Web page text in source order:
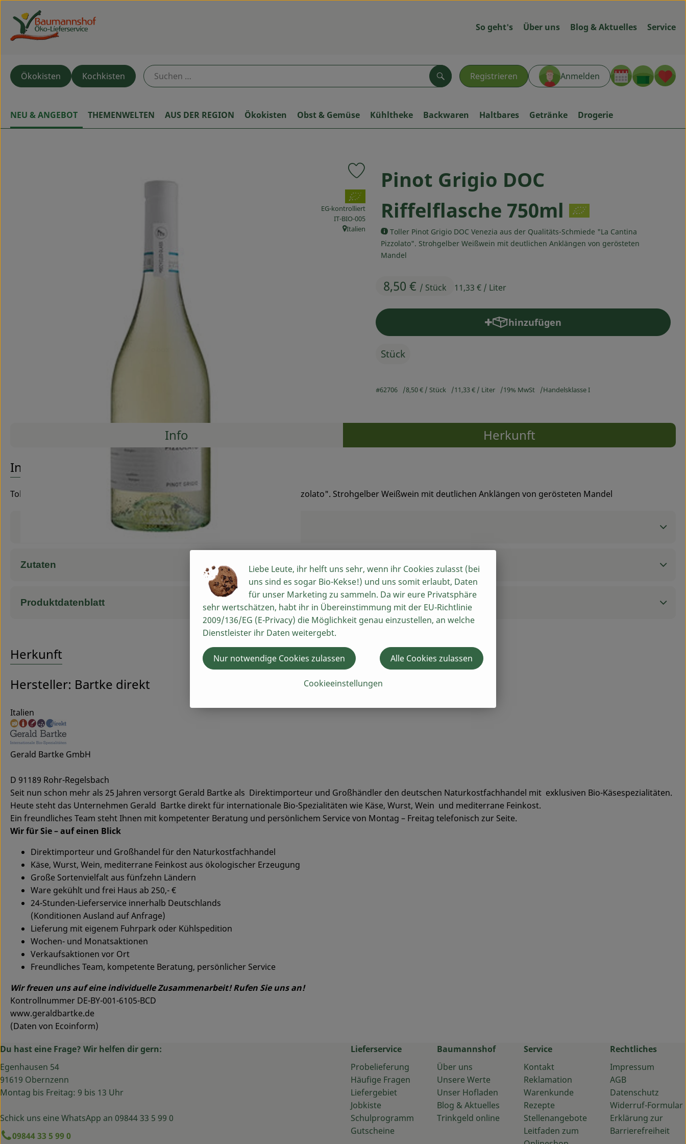
So geht's Über uns Blog & Aktuelles Service
Registrieren Anmelden
Suchen
Ökokisten Kochkisten
NEU & ANGEBOT THEMENWELTEN AUS DER REGION Ökokisten Obst & Gemüse Kühltheke Backwaren Haltbares Getränke Drogerie
Pinot Grigio DOC
Riffelflasche 750ml
Toller Pinot Grigio DOC Venezia aus der Qualitäts-Schmiede "La Cantina
Pizzolato". Strohgelber Weißwein mit deutlichen Anklängen von gerösteten
Mandel
8,50 € / Stück 11,33 € / Liter
Produkt zu Favouriten hinzufügen
, Verband:
EG-kontrolliert
, Kontrollstelle:
IT-BIO-005
, Herkunft:
Italien
hinzufügen
Produkt zum Warenkorb hinzufügen
Stück
#62706 8,50 € / Stück 11,33 € / Liter 19% MwSt Handelsklasse I
Rezepte
Info
Herkunft
Entdecke passende Rezepte Es wurden keine passenden Rezepte gefunden.
Info
Toller Pinot Grigio DOC Venezia aus der Qualitäts-Schmiede "La Cantina Pizzolato". Strohgelber Weißwein mit deutlichen Anklängen von gerösteten Mandel
Produktinformationen
Zutaten
Produktdatenblatt
Herkunft
Hersteller: Bartke direkt
Italien
Gerald Bartke GmbH
D 91189 Rohr-Regelsbach
Seit nun schon mehr als 25 Jahren versorgt Gerald Bartke als Direktimporteur und Großhändler den deutschen Naturkostfachhandel mit exklusiven Bio-Käsespezialitäten.
Heute steht das Unternehmen Gerald Bartke direkt für internationale Bio-Spezialitäten wie Käse, Wurst, Wein und mediterrane Feinkost.
Ein freundliches Team steht Ihnen mit kompetenter Beratung und persönlichem Service von Montag – Freitag telefonisch zur Seite.
Wir für Sie – auf einen Blick
Direktimporteur und Großhandel für den Naturkostfachhandel
Käse, Wurst, Wein, mediterrane Feinkost aus ökologischer Erzeugung
Große Sortenvielfalt aus fünfzehn Ländern
Ware gekühlt und frei Haus ab 250,- €
24-Stunden-Lieferservice innerhalb Deutschlands
(Konditionen Ausland auf Anfrage)
Lieferung mit eigenem Fuhrpark oder Kühlspedition
Wochen- und Monatsaktionen
Verkaufsaktionen vor Ort
Freundliches Team, kompetente Beratung, persönlicher Service
Wir freuen uns auf eine individuelle Zusammenarbeit! Rufen Sie uns an!
Kontrollnummer DE-BY-001-6105-BCD
www.geraldbartke.de
(Daten von Ecoinform)
Du hast eine Frage? Wir helfen dir gern:
Egenhausen 54
91619 Obernzenn
Montag bis Freitag: 9 bis 13 Uhr
Schick uns eine WhatsApp an 09844 33 5 99 0
09844 33 5 99 0
Lieferservice
Probelieferung
Häufige Fragen
Liefergebiet
Jobkiste
Schulprogramm
Gutscheine
Baumannshof
Über uns
Unsere Werte
Unser Hofladen
Blog & Aktuelles
Trinkgeld online
Service
Kontakt
Reklamation
Warenkunde
Rezepte
Stellenangebote
Leitfaden zum
Rechtliches
Impressum
AGB
Datenschutz
Widerruf-Formular
Erklärung zur
Barrierefreiheit
Liebe Leute, ihr helft uns sehr, wenn ihr Cookies zulasst (bei
uns sind es sogar Bio-Kekse!) und uns somit erlaubt, Daten
für unser Marketing zu sammeln. Da wir eure Privatsphäre
sehr wertschätzen, habt ihr in Übereinstimmung mit der EU-Richtlinie
2009/136/EG (E-Privacy) die Möglichkeit genau einzustellen, an welche
Dienstleister ihr Daten weitergebt.
Cookieeinstellungen
Nur notwendige Cookies zulassen Alle Cookies zulassen